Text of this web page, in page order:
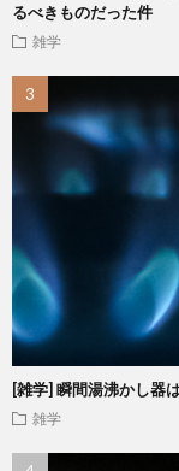
るべきものだった件
雑学
[雑学] 瞬間湯沸かし器
雑学